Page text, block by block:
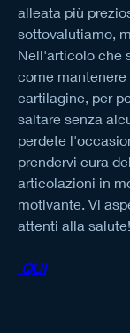
alleata più
sottovalutiamo,
Nell'articolo che
come mantenere
cartilagine, per
saltare senza
perdete
prendervi cura
articolazioni in
motivante. Vi
attenti alla salute!
QUI